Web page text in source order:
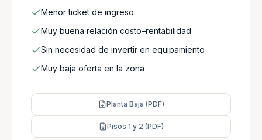
Menor ticket de ingreso
Muy buena relación costo–rentabilidad
Sin necesidad de invertir en equipamiento
Muy baja oferta en la zona
Planta Baja (PDF)
Pisos 1 y 2 (PDF)